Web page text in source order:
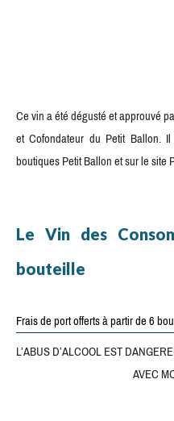
Ce vin a été dégusté et approuvé
et Cofondateur du Petit Ballon.
boutiques Petit Ballon et sur le site
Le Vin des
bouteille
Frais de port offerts à partir de 6
L’ABUS D’ALCOOL EST
AVEC